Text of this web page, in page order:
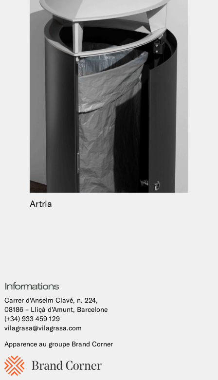
Artria
Informations
Carrer d'Anselm Clavé, n. 224,
08186 – Lliçà d'Amunt, Barcelone
(+34) 933 459 129
vilagrasa@vilagrasa.com
Apparence au groupe Brand Corner